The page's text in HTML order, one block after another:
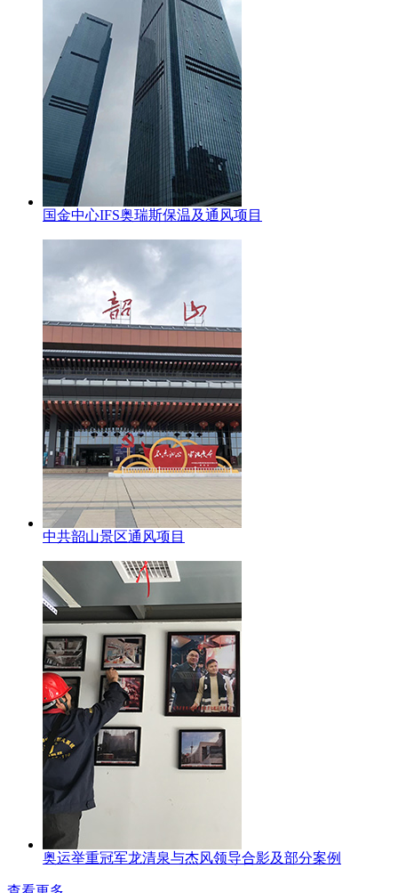
国金中心IFS奥瑞斯保温及通风项目
中共韶山景区通风项目
奥运举重冠军龙清泉与杰风领导合影及部分案例